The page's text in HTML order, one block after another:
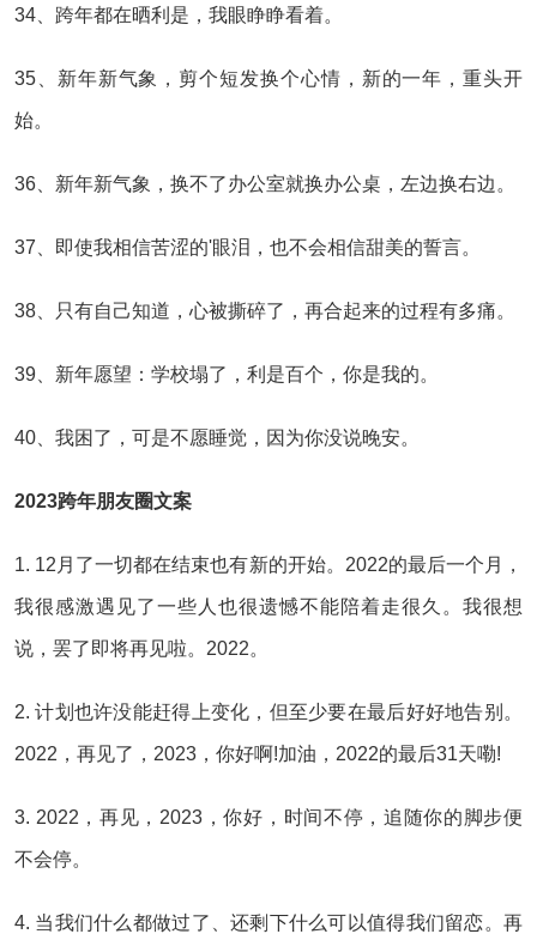
34、跨年都在晒利是，我眼睁睁看着。
35、新年新气象，剪个短发换个心情，新的一年，重头开
始。
36、新年新气象，换不了办公室就换办公桌，左边换右边。
37、即使我相信苦涩的'眼泪，也不会相信甜美的誓言。
38、只有自己知道，心被撕碎了，再合起来的过程有多痛。
39、新年愿望：学校塌了，利是百个，你是我的。
40、我困了，可是不愿睡觉，因为你没说晚安。
2023跨年朋友圈文案
1. 12月了一切都在结束也有新的开始。2022的最后一个月，
我很感激遇见了一些人也很遗憾不能陪着走很久。我很想
说，罢了即将再见啦。2022。
2. 计划也许没能赶得上变化，但至少要在最后好好地告别。
2022，再见了，2023，你好啊!加油，2022的最后31天嘞!
3. 2022，再见，2023，你好，时间不停，追随你的脚步便
不会停。
4. 当我们什么都做过了、还剩下什么可以值得我们留恋。再